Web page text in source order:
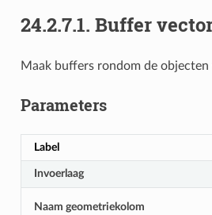
24.2.7.1. Buffer
Maak buffers rondom de objecten
Parameters
Label
Invoerlaag
Naam geometriekolom